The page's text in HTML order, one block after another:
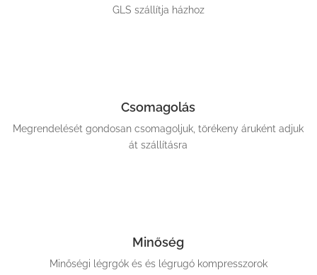
GLS szállítja házhoz
Csomagolás
Megrendelését gondosan csomagoljuk, törékeny áruként adjuk
át szállításra
Minőség
Minőségi légrgók és és légrugó kompresszorok